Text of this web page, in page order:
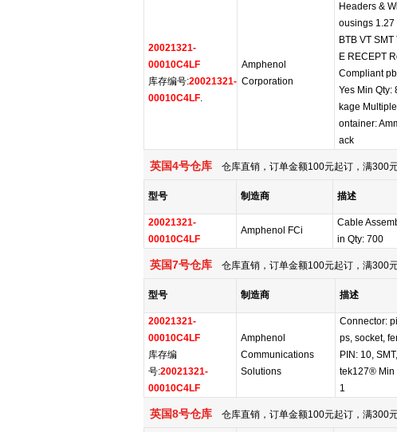
20021321-
00010C4LF
库存编号:20021321-
00010C4LF.
Amphenol
Corporation
Headers &
ousings 1.27
BTB VT SMT
E RECEPT
Compliant
Yes Min Qty:
kage
ontainer:
ack
英国4号仓库 仓库直销，订单金额100元起订，满300
型号 制造商 描述
20021321-
00010C4LF
Amphenol FCi
Cable
in Qty: 700
英国7号仓库 仓库直销，订单金额100元起订，满300
型号 制造商 描述
20021321-
00010C4LF
库存编
号:20021321-
00010C4LF
Amphenol
Communications
Solutions
Connector:
ps, socket,
PIN: 10,
tek127® Min
1
英国8号仓库 仓库直销，订单金额100元起订，满300